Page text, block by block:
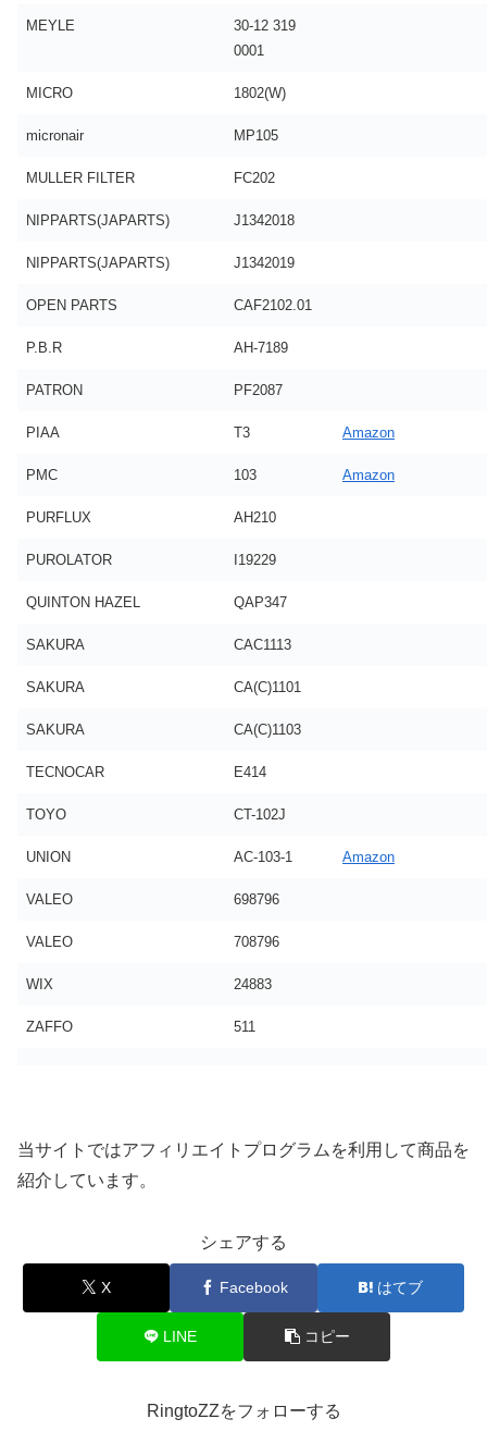
MEYLE
30-12 319
0001
MICRO 1802(W)
micronair MP105
MULLER FILTER FC202
NIPPARTS(JAPARTS) J1342018
NIPPARTS(JAPARTS) J1342019
OPEN PARTS CAF2102.01
P.B.R AH-7189
PATRON PF2087
PIAA T3 Amazon
PMC 103 Amazon
PURFLUX AH210
PUROLATOR I19229
QUINTON HAZEL QAP347
SAKURA CAC1113
SAKURA CA(C)1101
SAKURA CA(C)1103
TECNOCAR E414
TOYO CT-102J
UNION AC-103-1 Amazon
VALEO 698796
VALEO 708796
WIX 24883
ZAFFO 511
当サイトではアフィリエイトプログラムを利用して商品を
紹介しています。
シェアする
X Facebook はてブ
LINE コピー
RingtoZZをフォローする